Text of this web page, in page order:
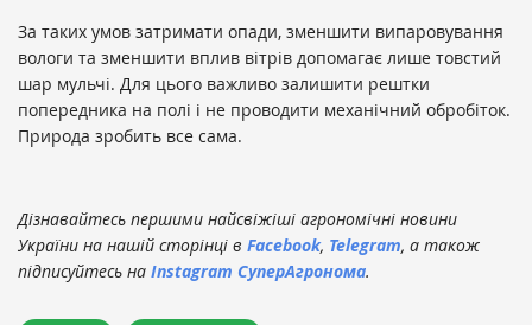
За таких умов затримати опади, зменшити випаровування
вологи та зменшити вплив вітрів допомагає лише товстий
шар мульчі. Для цього важливо залишити рештки
попередника на полі і не проводити механічний обробіток.
Природа зробить все сама.
Дізнавайтесь першими найсвіжіші агрономічні новини
України на нашій сторінці в Facebook, Telegram, а також
підписуйтесь на Instagram СуперАгронома.